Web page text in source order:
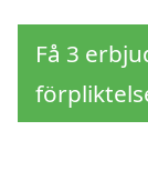
Få 3